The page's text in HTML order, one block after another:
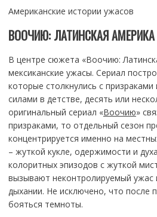
Американские истории ужасов
ВООЧИЮ: ЛАТИНСКАЯ АМЕРИКА
В центре сюжета «Воочию:
мексиканские ужасы. Сериал
которые столкнулись с
силами в детстве, десять или
оригинальный сериал «Воочию»
призраками, то отдельный сезон
концентрируется именно на
– жуткой кукле, одержимости и
колоритных эпизодов с жуткой
вызывают неконтролируемый ужас
дыхании. Не исключено, что после
бояться темноты.